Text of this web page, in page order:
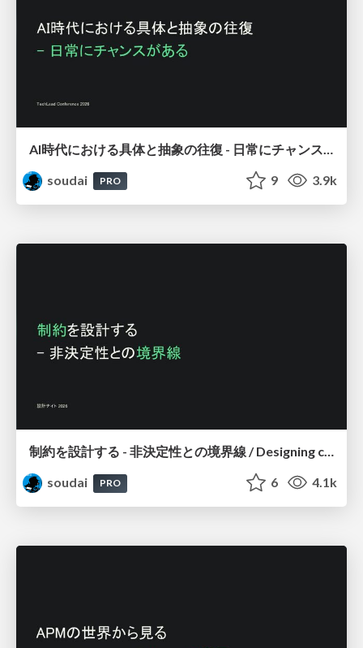
AI時代における具体と抽象の往復 - 日常にチャンスがある / Moving Between the Concrete
soudai
PRO 9 3.9k
制約を設計する - 非決定性との境界線 / Designing constraints
soudai
PRO 6 4.1k